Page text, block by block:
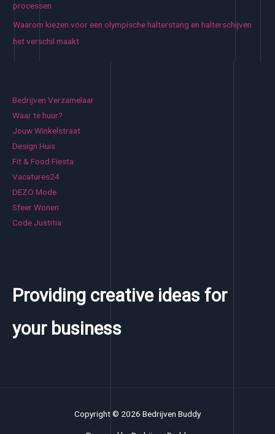
processen
Waarom kiezen voor een olympische halterstang en halterschijven
het verschil maakt
Bedrijven Verzamelaar
Waar te huur?
Jouw Winkelstraat
Design Huis
Fit & Food Fiesta
Vacatures24
DEZO Mode
Sfeer Wonen
Code Justitia
Providing creative ideas for
your business
Copyright © 2026 Bedrijven Buddy